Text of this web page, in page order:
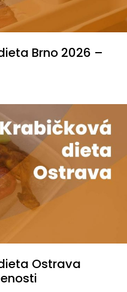
Brno 2026 –
Ostrava